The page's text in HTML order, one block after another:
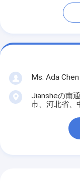
Ms. Ada Chen
Jiansheの南
市、河北省、